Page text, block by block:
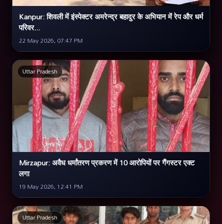
Kanpur: शिवली में इंस्पेक्टर अमरेन्द्र बहादुर के अभियान में रेप और धर्म
परिवर...
22 May 2026, 07:47 PM
Uttar Pradesh
Mirzapur: अवैध धर्मांतरण प्रकरण में 10 आरोपियों पर गैंगस्टर एक्ट
लगा
19 May 2026, 12:41 PM
Uttar Pradesh